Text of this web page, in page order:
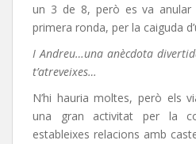
un 3 de 8, però es va anular
primera ronda, per la caiguda
I Andreu…una anècdota
t’atreveixes…
N’hi hauria moltes, però els
una gran activitat per la
estableixes relacions amb